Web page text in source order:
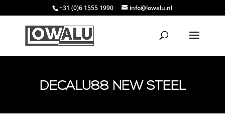
+31 (0)6 1555 1990 info@lowalu.nl
DECALU88 NEW STEEL